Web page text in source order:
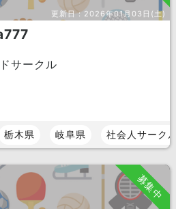
更新日：2026年01月03日(土)
サークル
栃木県 岐阜県 社会人サーク
募集中